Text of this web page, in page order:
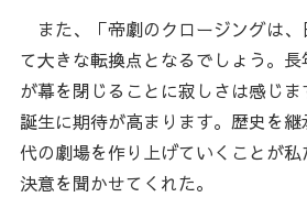
また、「帝劇のクロージングは、
て大きな転換点となるでしょう。
が幕を閉じることに寂しさは感じ
誕生に期待が高まります。歴史を
代の劇場を作り上げていくことが
決意を聞かせてくれた。